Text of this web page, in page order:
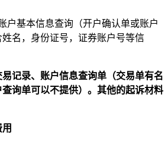
户基本信息查询（开户确认单或账户
名，身份证号，证券账户号等信
记录、账户信息查询单（交易单有名
询单可以不提供）。 其他的起诉材料